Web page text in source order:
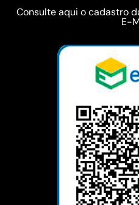
Consulte aqui o cadastro
E-